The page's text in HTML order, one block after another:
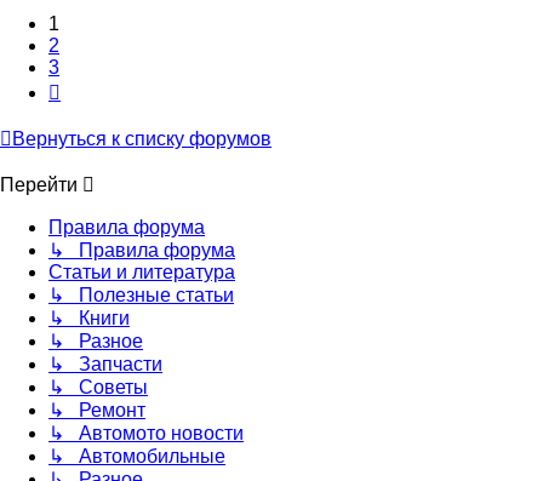
1
2
3
Вернуться к списку форумов
Перейти
Правила форума
↳ Правила форума
Статьи и литература
↳ Полезные статьи
↳ Книги
↳ Разное
↳ Запчасти
↳ Советы
↳ Ремонт
↳ Автомото новости
↳ Автомобильные